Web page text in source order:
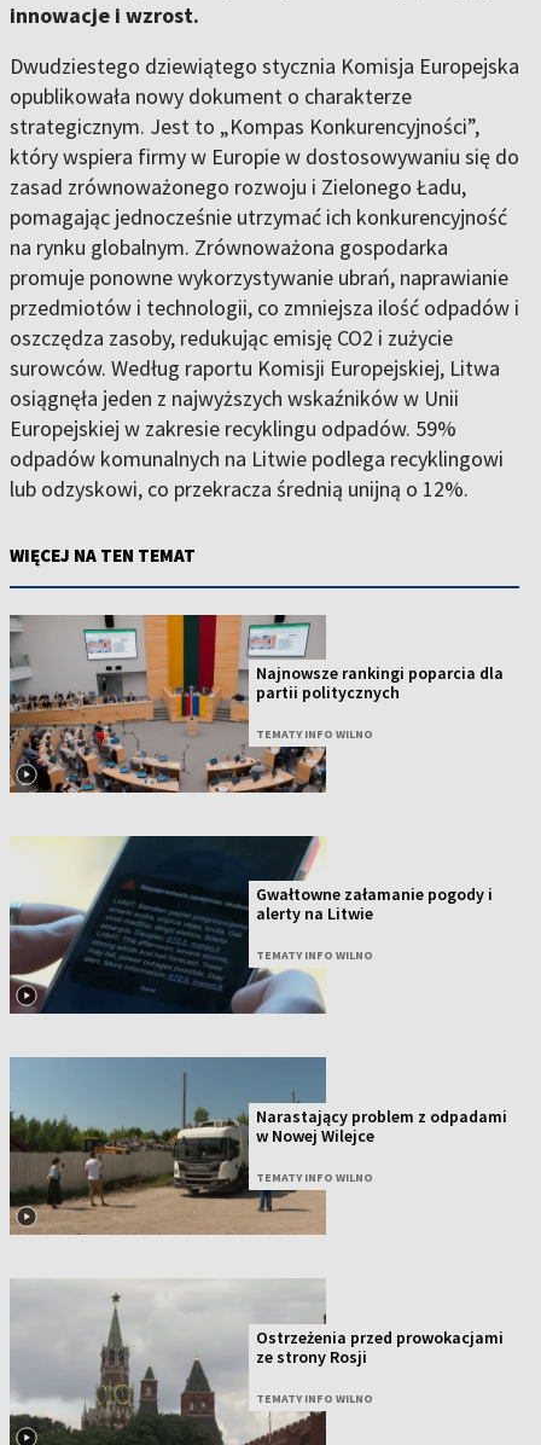
innowacje i wzrost.
Dwudziestego dziewiątego stycznia Komisja Europejska
opublikowała nowy dokument o charakterze
strategicznym. Jest to „Kompas Konkurencyjności”,
który wspiera firmy w Europie w dostosowywaniu się do
zasad zrównoważonego rozwoju i Zielonego Ładu,
pomagając jednocześnie utrzymać ich konkurencyjność
na rynku globalnym. Zrównoważona gospodarka
promuje ponowne wykorzystywanie ubrań, naprawianie
przedmiotów i technologii, co zmniejsza ilość odpadów i
oszczędza zasoby, redukując emisję CO2 i zużycie
surowców. Według raportu Komisji Europejskiej, Litwa
osiągnęła jeden z najwyższych wskaźników w Unii
Europejskiej w zakresie recyklingu odpadów. 59%
odpadów komunalnych na Litwie podlega recyklingowi
lub odzyskowi, co przekracza średnią unijną o 12%.
WIĘCEJ NA TEN TEMAT
Najnowsze rankingi poparcia dla
partii politycznych
TEMATY INFO WILNO
Gwałtowne załamanie pogody i
alerty na Litwie
TEMATY INFO WILNO
Narastający problem z odpadami
w Nowej Wilejce
TEMATY INFO WILNO
Ostrzeżenia przed prowokacjami
ze strony Rosji
TEMATY INFO WILNO